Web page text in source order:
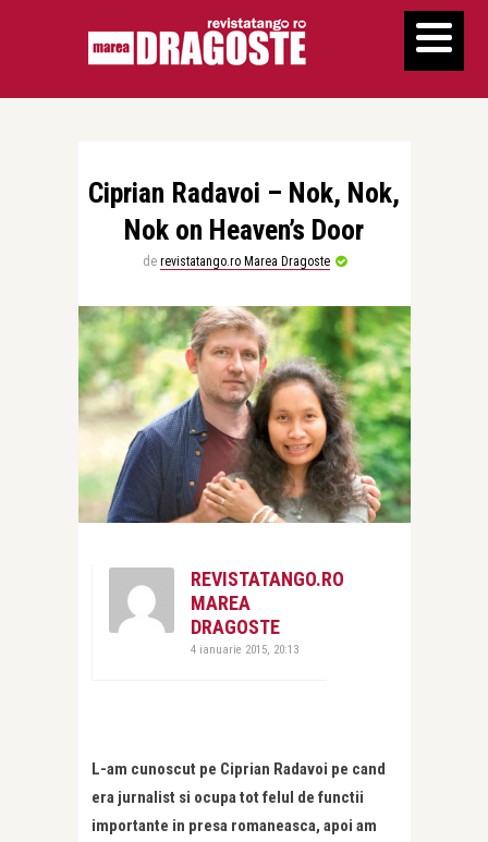
Ciprian Radavoi – Nok, Nok,
Nok on Heaven’s Door
de revistatango.ro Marea Dragoste
REVISTATANGO.RO
MAREA
DRAGOSTE
4 ianuarie 2015, 20:13
L-am cunoscut pe Ciprian Radavoi pe cand
era jurnalist si ocupa tot felul de functii
importante in presa romaneasca, apoi am